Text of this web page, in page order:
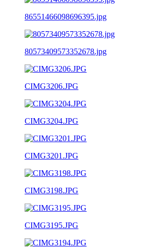
86551466098696395.jpg
80573409573352678.jpg
CIMG3206.JPG
CIMG3204.JPG
CIMG3201.JPG
CIMG3198.JPG
CIMG3195.JPG